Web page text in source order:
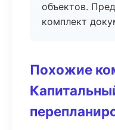
объектов.
комплект
Похожие